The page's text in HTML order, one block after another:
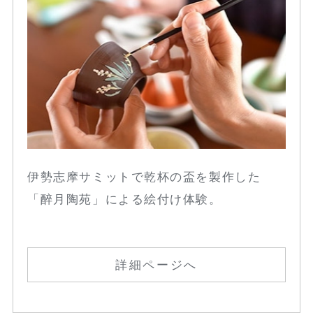
伊勢志摩サミットで乾杯の盃を製作した
「醉月陶苑」による絵付け体験。
詳細ページへ